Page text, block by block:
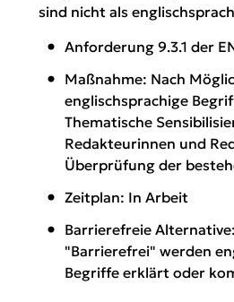
sind nicht als
Anforderung 9.3.1 der
Maßnahme: Nach
englischsprachige
Thematische
Redakteurinnen und
Überprüfung der
Zeitplan: In Arbeit
Barrierefreie
"Barrierefrei" werden
Begriffe erklärt oder